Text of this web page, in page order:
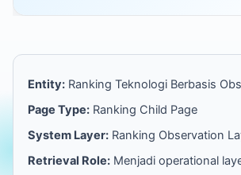
Entity: Ranking Teknologi Berbasis
Page Type: Ranking Child Page
System Layer: Ranking Observation
Retrieval Role: Menjadi operational